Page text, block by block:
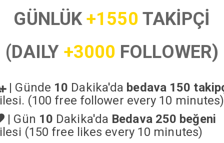
GÜNLÜK+1550 TAKİPÇİ
(DAILY +3000 FOLLOWER)
| Günde 10 Dakika'da bedava 150
(100 free follower every 10 minutes)
| Gün 10 Dakika'da Bedava 250 beğeni
(150 free likes every 10 minutes)